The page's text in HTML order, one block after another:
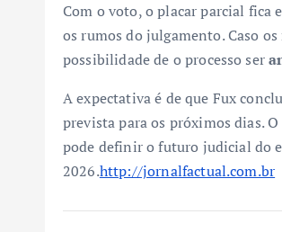
Com o voto, o placar parcial fica
os rumos do julgamento. Caso
possibilidade de o processo ser
A expectativa é de que Fux
prevista para os próximos dias.
pode definir o futuro judicial do
2026.http://jornalfactual.com.br